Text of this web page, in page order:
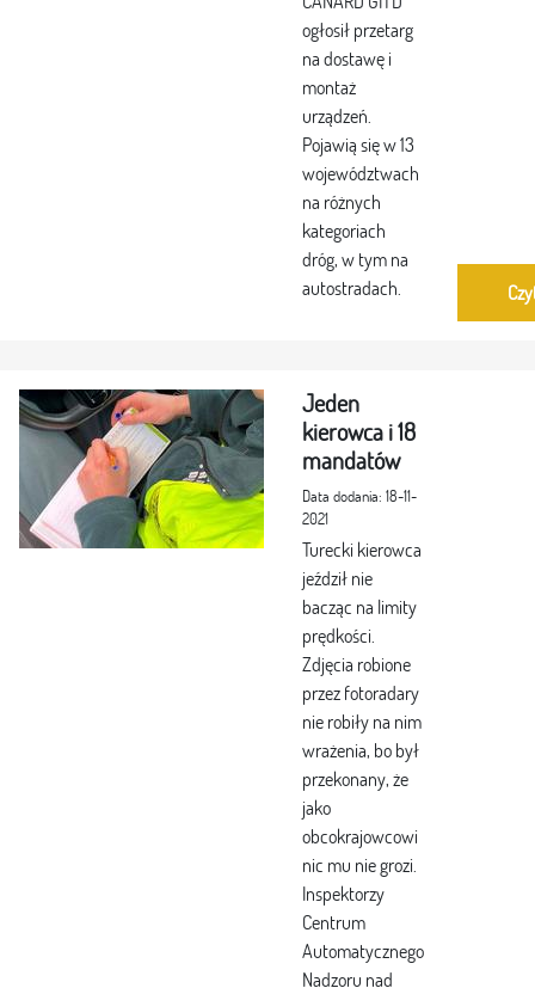
ogłosił przetarg
na dostawę i
montaż
urządzeń.
Pojawią się w 13
województwach
na różnych
kategoriach
dróg, w tym na
autostradach.
Jeden
kierowca i 18
mandatów
Data dodania: 18-11-
2021
Turecki kierowca
jeździł nie
bacząc na limity
prędkości.
Zdjęcia robione
przez fotoradary
nie robiły na nim
wrażenia, bo był
przekonany, że
jako
obcokrajowcowi
nic mu nie grozi.
Inspektorzy
Centrum
Automatycznego
Nadzoru nad